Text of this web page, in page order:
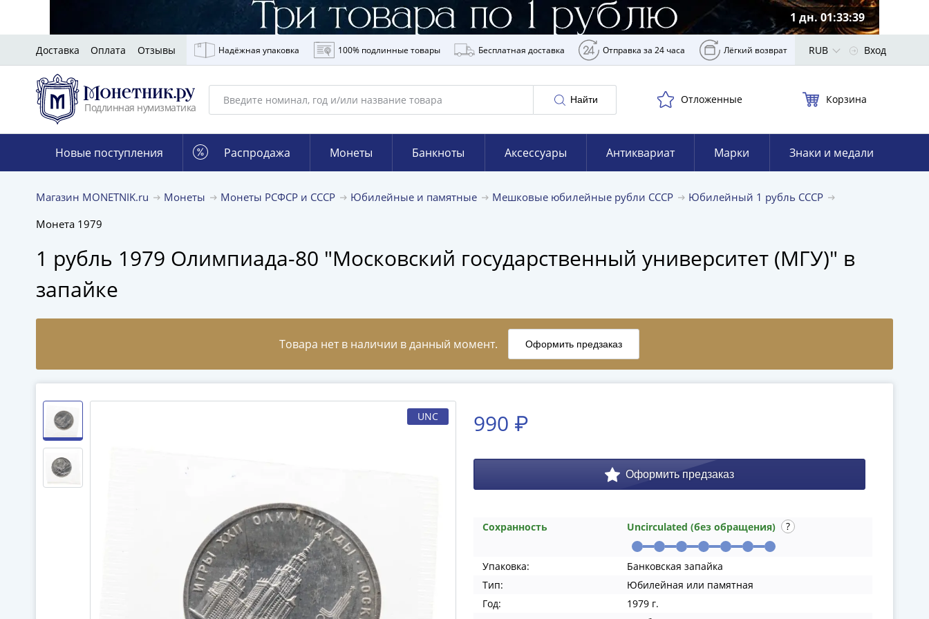
1 дн. 01:33:38
Доставка Оплата Отзывы Надёжная упаковка 100% подлинные товары Бесплатная доставка Отправка за 24 часа Лёгкий возврат RUB Вход
Подлинная нумизматика
Найти Отложенные Корзина
Новые поступления Распродажа Монеты Банкноты Аксессуары Антиквариат Марки Знаки и медали
Магазин MONETNIK.ru Монеты Монеты РСФСР и СССР Юбилейные и памятные Мешковые юбилейные рубли СССР
Юбилейный 1 рубль СССР
Монета 1979
1 рубль 1979 Олимпиада-80 "Московский государственный университет (МГУ)" в
запайке
UNC 990 ₽
Сохранность Uncirculated (без обращения)
Упаковка:
Банковская запайка
Тип:
Юбилейная или памятная
Год:
1979 г.